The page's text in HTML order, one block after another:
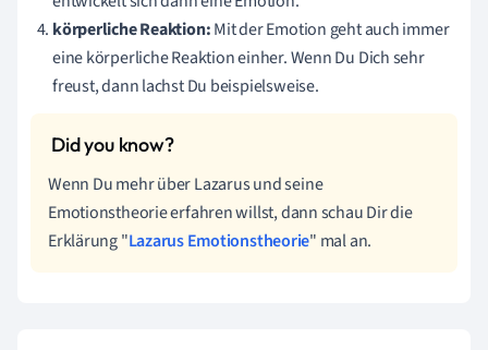
körperliche Reaktion:Mit der Emotion geht auch immer
eine körperliche Reaktion einher. Wenn Du Dich sehr
freust, dann lachst Du beispielsweise.
Wenn Du mehr über Lazarus und seine
Emotionstheorie erfahren willst, dann schau Dir die
Erklärung "Lazarus Emotionstheorie" mal an.